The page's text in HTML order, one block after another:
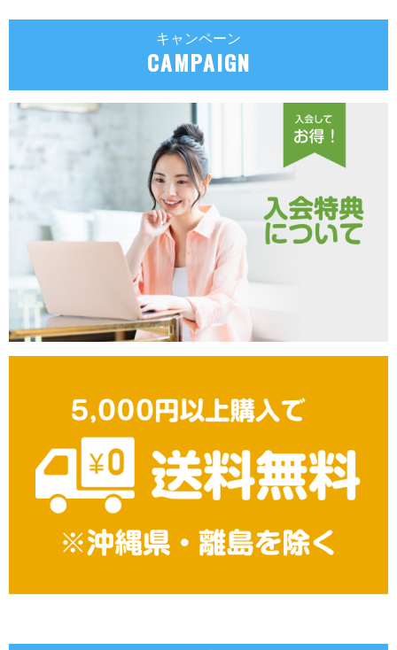
キャンペーン
CAMPAIGN